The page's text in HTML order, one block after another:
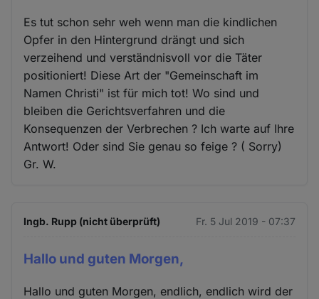
Es tut schon sehr weh wenn man die kindlichen
Opfer in den Hintergrund drängt und sich
verzeihend und verständnisvoll vor die Täter
positioniert! Diese Art der "Gemeinschaft im
Namen Christi" ist für mich tot! Wo sind und
bleiben die Gerichtsverfahren und die
Konsequenzen der Verbrechen ? Ich warte auf Ihre
Antwort! Oder sind Sie genau so feige ? ( Sorry)
Gr. W.
Ingb. Rupp (nicht überprüft) Fr. 5 Jul 2019 - 07:37
Hallo und guten Morgen,
Hallo und guten Morgen, endlich, endlich wird der